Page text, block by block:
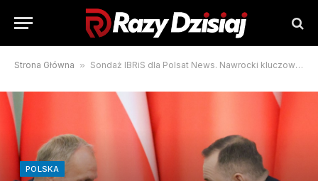
Strona Główna » Sondaż IBRiS dla Polsat News. Nawrocki kluczowy w strategii Tuska
POLSKA